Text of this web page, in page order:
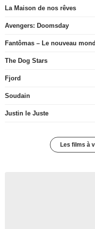
La Maison de nos rêves
Avengers: Doomsday
Fantômas – Le nouveau
The Dog Stars
Fjord
Soudain
Justin le Juste
Les films à